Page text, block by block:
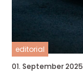
editorial
01. September 2025